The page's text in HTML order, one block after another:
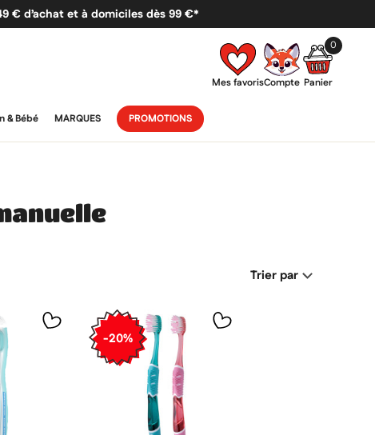
€ d’achat et à domiciles dès 99 €*
Mes favorisCompte
0
Panier
& Bébé MARQUES PROMOTIONS
Trier par
-20%